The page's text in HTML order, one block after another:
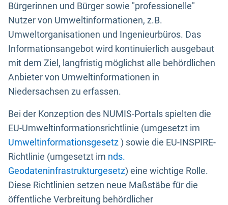
Bürgerinnen und Bürger sowie "professionelle"
Nutzer von Umweltinformationen, z.B.
Umweltorganisationen und Ingenieurbüros. Das
Informationsangebot wird kontinuierlich ausgebaut
mit dem Ziel, langfristig möglichst alle behördlichen
Anbieter von Umweltinformationen in
Niedersachsen zu erfassen.
Bei der Konzeption des NUMIS-Portals spielten die
EU-Umweltinformationsrichtlinie (umgesetzt im
Umweltinformationsgesetz) sowie die EU-INSPIRE-
Richtlinie (umgesetzt im nds.
Geodateninfrastrukturgesetz) eine wichtige Rolle.
Diese Richtlinien setzen neue Maßstäbe für die
öffentliche Verbreitung behördlicher